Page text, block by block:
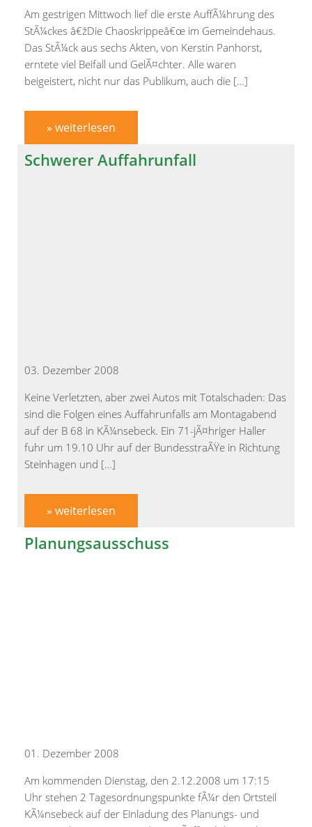
Am gestrigen Mittwoch lief die erste AuffÃ¼hrung des
StÃ¼ckes â€žDie Chaoskrippeâ€œ im Gemeindehaus.
Das StÃ¼ck aus sechs Akten, von Kerstin Panhorst,
erntete viel Beifall und GelÃ¤chter. Alle waren
beigeistert, nicht nur das Publikum, auch die […]
» weiterlesen
Schwerer Auffahrunfall
03. Dezember 2008
Keine Verletzten, aber zwei Autos mit Totalschaden: Das
sind die Folgen eines Auffahrunfalls am Montagabend
auf der B 68 in KÃ¼nsebeck. Ein 71-jÃ¤hriger Haller
fuhr um 19.10 Uhr auf der BundesstraÃŸe in Richtung
Steinhagen und […]
» weiterlesen
Planungsausschuss
01. Dezember 2008
Am kommenden Dienstag, den 2.12.2008 um 17:15
Uhr stehen 2 Tagesordnungspunkte fÃ¼r den Ortsteil
KÃ¼nsebeck auf der Einladung des Planungs- und